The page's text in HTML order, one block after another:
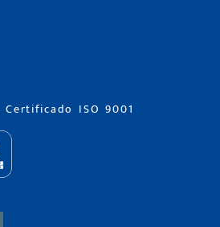
Certificado ISO 9001